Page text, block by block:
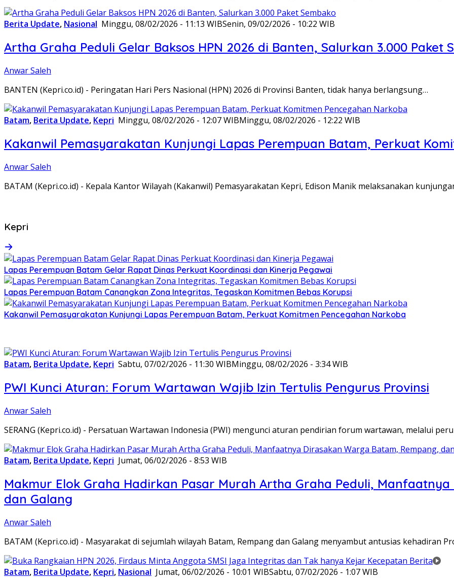
Berita Update, Nasional Minggu, 08/02/2026 - 11:13 WIBSenin, 09/02/2026 - 10:22 WIB
Artha Graha Peduli Gelar Baksos HPN 2026 di Banten, Salurkan 3.000 Paket
Anwar Saleh
BANTEN (Kepri.co.id) - Peringatan Hari Pers Nasional (HPN) 2026 di Provinsi Banten, tidak hanya berlangsung…
Batam, Berita Update, Kepri Minggu, 08/02/2026 - 12:07 WIBMinggu, 08/02/2026 - 12:22 WIB
Kakanwil Pemasyarakatan Kunjungi Lapas Perempuan Batam, Perkuat
Anwar Saleh
BATAM (Kepri.co.id) - Kepala Kantor Wilayah (Kakanwil) Pemasyarakatan Kepri, Edison Manik melaksanakan
Kepri
Lapas Perempuan Batam Gelar Rapat Dinas Perkuat Koordinasi dan Kinerja Pegawai
Lapas Perempuan Batam Canangkan Zona Integritas, Tegaskan Komitmen Bebas Korupsi
Kakanwil Pemasyarakatan Kunjungi Lapas Perempuan Batam, Perkuat Komitmen Pencegahan Narkoba
Batam, Berita Update, Kepri Sabtu, 07/02/2026 - 11:30 WIBMinggu, 08/02/2026 - 3:34 WIB
PWI Kunci Aturan: Forum Wartawan Wajib Izin Tertulis Pengurus Provinsi
Anwar Saleh
SERANG (Kepri.co.id) - Persatuan Wartawan Indonesia (PWI) mengunci aturan pendirian forum wartawan, melalui
Batam, Berita Update, Kepri Jumat, 06/02/2026 - 8:53 WIB
Makmur Elok Graha Hadirkan Pasar Murah Artha Graha Peduli,
dan Galang
Anwar Saleh
BATAM (Kepri.co.id) - Masyarakat di sejumlah wilayah Batam, Rempang dan Galang menyambut antusias kehadiran
Batam, Berita Update, Kepri, Nasional Jumat, 06/02/2026 - 10:01 WIBSabtu, 07/02/2026 - 1:07 WIB